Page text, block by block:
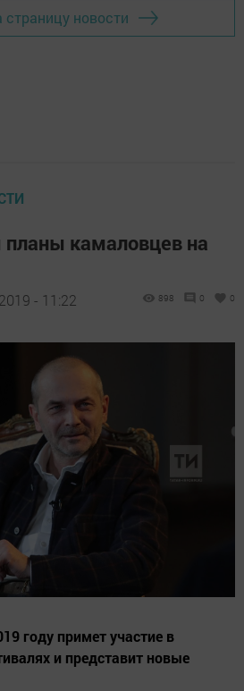
страницу новости
планы камаловцев на
- 11:22 898 0 0
году примет участие в
и представит новые